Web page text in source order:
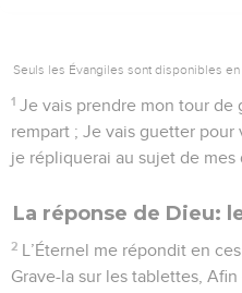
Seuls les Évangiles sont disponibles
1 Je vais prendre mon tour de
rempart ; Je vais guetter pour
je répliquerai au sujet de mes
La réponse de Dieu:
2 L’Éternel me répondit en
Grave-la sur les tablettes, Afin